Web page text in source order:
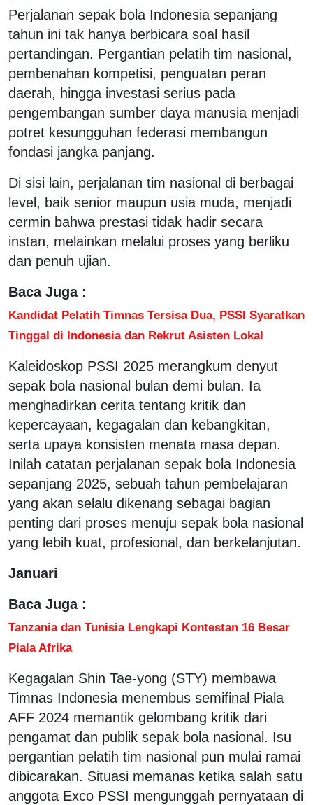
Perjalanan sepak bola Indonesia sepanjang
tahun ini tak hanya berbicara soal hasil
pertandingan. Pergantian pelatih tim nasional,
pembenahan kompetisi, penguatan peran
daerah, hingga investasi serius pada
pengembangan sumber daya manusia menjadi
potret kesungguhan federasi membangun
fondasi jangka panjang.
Di sisi lain, perjalanan tim nasional di berbagai
level, baik senior maupun usia muda, menjadi
cermin bahwa prestasi tidak hadir secara
instan, melainkan melalui proses yang berliku
dan penuh ujian.
Baca Juga :
Kandidat Pelatih Timnas Tersisa Dua, PSSI Syaratkan
Tinggal di Indonesia dan Rekrut Asisten Lokal
Kaleidoskop PSSI 2025 merangkum denyut
sepak bola nasional bulan demi bulan. Ia
menghadirkan cerita tentang kritik dan
kepercayaan, kegagalan dan kebangkitan,
serta upaya konsisten menata masa depan.
Inilah catatan perjalanan sepak bola Indonesia
sepanjang 2025, sebuah tahun pembelajaran
yang akan selalu dikenang sebagai bagian
penting dari proses menuju sepak bola nasional
yang lebih kuat, profesional, dan berkelanjutan.
Januari
Baca Juga :
Tanzania dan Tunisia Lengkapi Kontestan 16 Besar
Piala Afrika
Kegagalan Shin Tae-yong (STY) membawa
Timnas Indonesia menembus semifinal Piala
AFF 2024 memantik gelombang kritik dari
pengamat dan publik sepak bola nasional. Isu
pergantian pelatih tim nasional pun mulai ramai
dibicarakan. Situasi memanas ketika salah satu
anggota Exco PSSI mengunggah pernyataan di